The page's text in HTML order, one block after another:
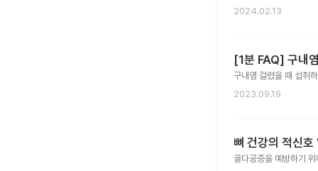
2024.02.13
[1분 FAQ] 구내
구내염 걸렸을 때 섭취
2023.09.19
뼈 건강의 적신
골다공증을 예방하기